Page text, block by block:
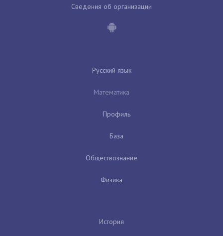
Сведения об организации
Русский язык
Математика
Профиль
База
Обществознание
Физика
История